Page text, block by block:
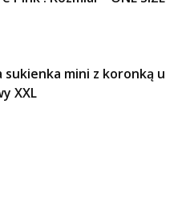
mini z koronką u
XXL